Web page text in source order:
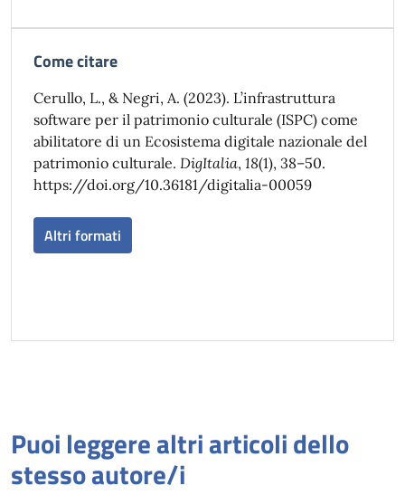
Come citare
Cerullo, L., & Negri, A. (2023). L’infrastruttura
software per il patrimonio culturale (ISPC) come
abilitatore di un Ecosistema digitale nazionale del
patrimonio culturale. DigItalia, 18(1), 38–50.
https://doi.org/10.36181/digitalia-00059
Altri formati
Puoi leggere altri articoli dello
stesso autore/i